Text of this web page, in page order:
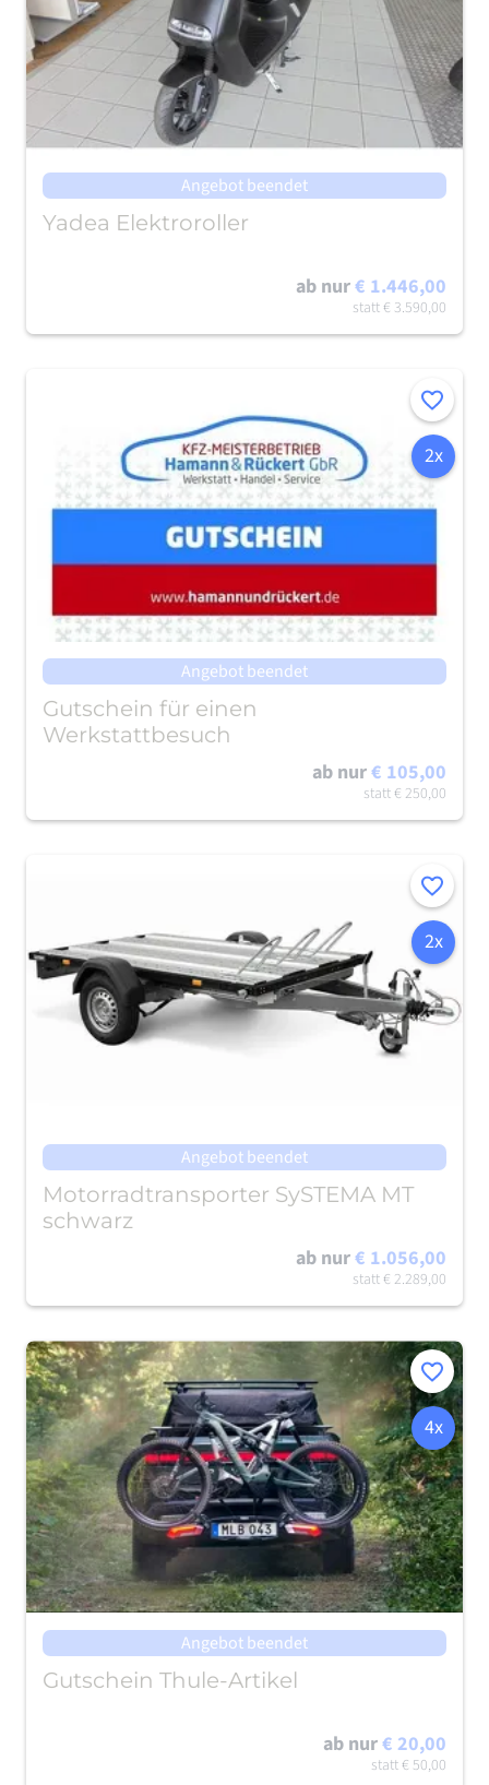
Angebot beendet
Yadea Elektroroller
ab nur€ 1.446,00
statt€ 3.590,00
Merken
2x
Angebot beendet
Gutschein für einen
Werkstattbesuch
ab nur€ 105,00
statt€ 250,00
Merken
2x
Angebot beendet
Motorradtransporter SySTEMA MT
schwarz
ab nur€ 1.056,00
statt€ 2.289,00
Merken
4x
Angebot beendet
Gutschein Thule-Artikel
ab nur€ 20,00
statt€ 50,00